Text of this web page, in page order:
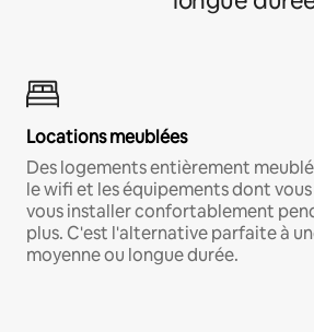
Locations meublées
Des logements entièrement
le wifi et les équipements dont
vous installer confortablement
plus. C'est l'alternative parfaite à
moyenne ou longue durée.